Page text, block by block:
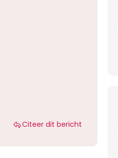
Citeer dit bericht